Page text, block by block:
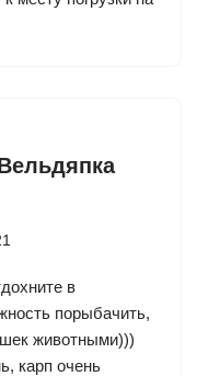
в
порыбачить,
животными)))
карп очень